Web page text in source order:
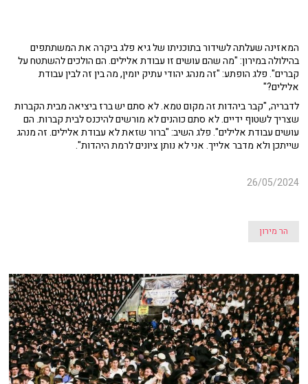
המאזינה שעלתה לשידור בתוכניתו של גיא פלג ביקרה את המשתתפים
בהילולה במירון:"מה שהם עושים זו עבודת אלילים. הם הולכים להשתטח על
קברים". פלג הופתע: "זה מנהג יהודי עתיק יומין, מה בין זה לבין עבודת
אלילים?"
לדבריה, "קבר ביהדות זה מקום טמא. לא סתם יש ברז ביציאה מבית הקברות
שצריך לשטוף ידיים. לא סתם כוהנים לא מורשים להיכנס לבית קברות. הם
עושים עבודת אלילים". פלג השיב: "ברור שזאת לא עבודת אלילים. זה מנהג
שייתכן ולא מדבר אלייך. אני לא נותן ציונים לרמת היהדות".
26/05/2024
הר מירון